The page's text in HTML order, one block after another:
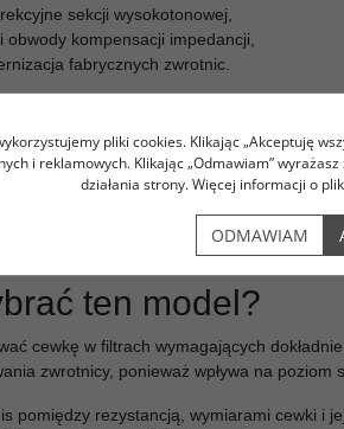
sekcji wysokotonowej,
obwody kompensacji impedancji,
fabrycznych zwrotnic.
brzmienie
liniowości także przy dużej
i naturalne wybrzmiewanie detali.
ten model?
cewkę w filtrach wymagających
zwrotnicy, ponieważ wpływa na poziom
pomiędzy rezystancją, wymiarami cewki i
pliki cookies. Klikając „Akceptuję
i reklamowych. Klikając „Odmawiam”
działania strony. Więcej informacji o
ODMAWIAM